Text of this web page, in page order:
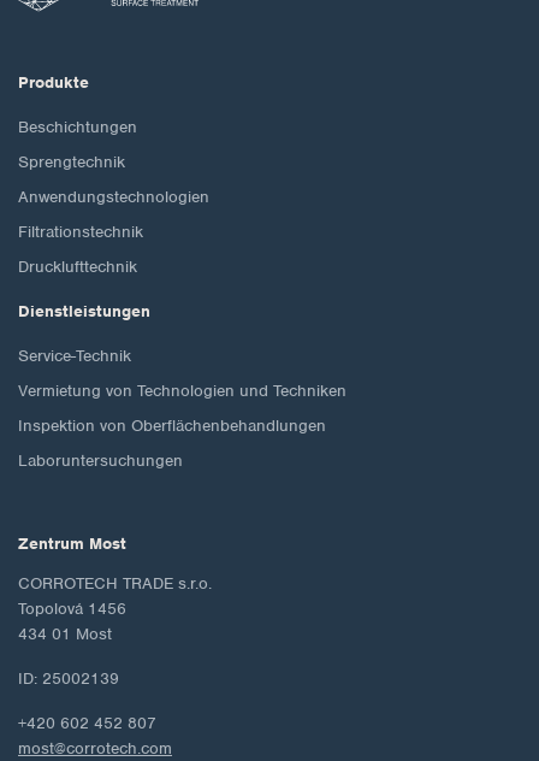
Produkte
Beschichtungen
Sprengtechnik
Anwendungstechnologien
Filtrationstechnik
Drucklufttechnik
Dienstleistungen
Service-Technik
Vermietung von Technologien und Techniken
Inspektion von Oberflächenbehandlungen
Laboruntersuchungen
Zentrum Most
CORROTECH TRADE s.r.o.
Topolová 1456
434 01 Most
ID: 25002139
+420 602 452 807
most@corrotech.com